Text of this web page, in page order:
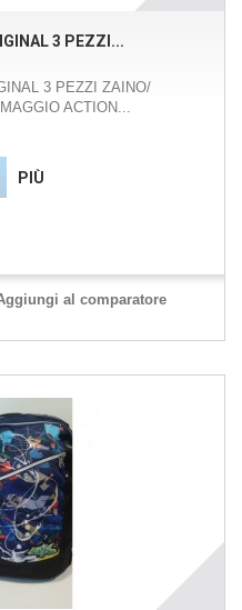
3 PEZZI...
3 PEZZI ZAINO/
ACTION...
PIÙ
al comparatore